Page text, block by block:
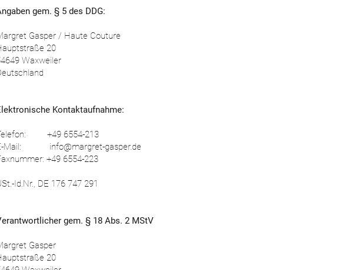
gem. § 5 des DDG:
Gasper / Haute Couture
20
Waxweiler
Kontaktaufnahme:
+49 6554-213
Mail: info@margret-gasper.de
+49 6554-223
Id.Nr., DE 176 747 291
gem. § 18 Abs. 2 MStV
Gasper
20